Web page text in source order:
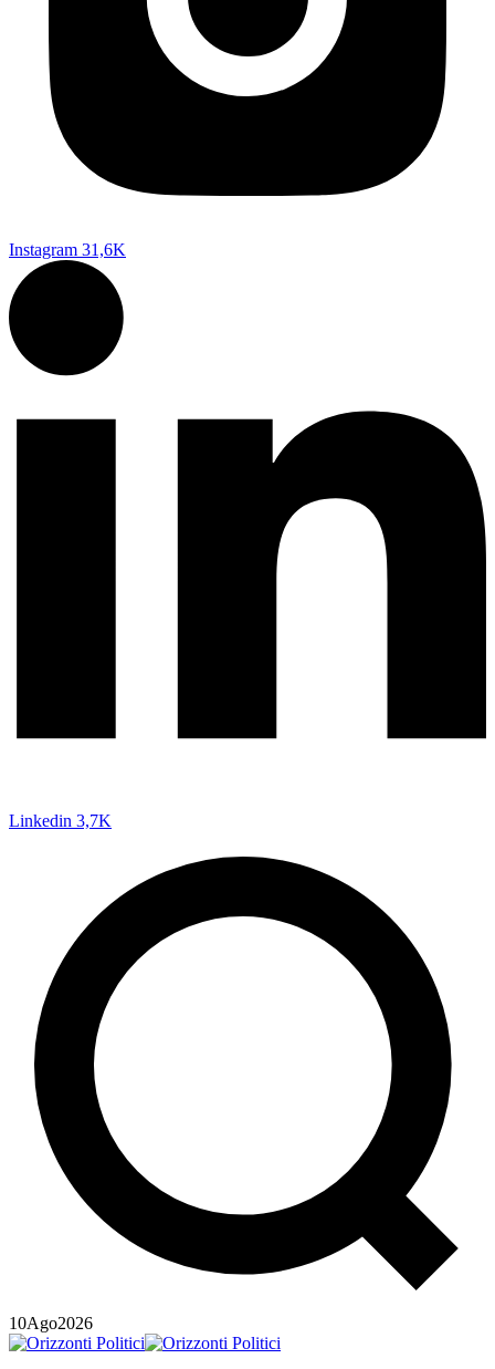
Instagram 31,6K
Linkedin 3,7K
10Ago2026